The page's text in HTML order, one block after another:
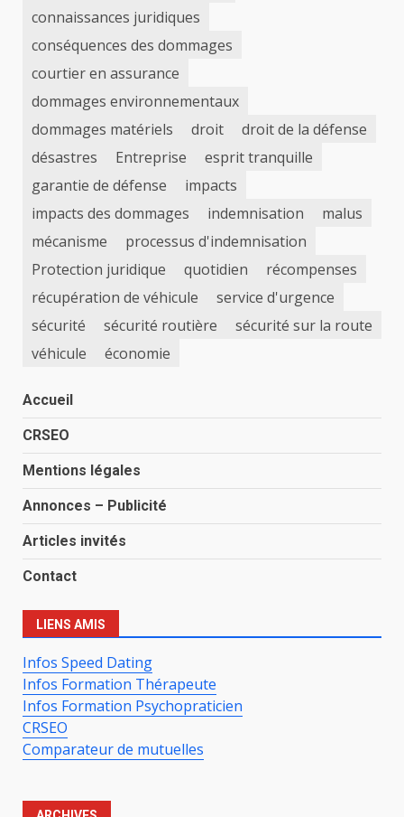
connaissances juridiques
conséquences des dommages
courtier en assurance
dommages environnementaux
dommages matériels
droit
droit de la défense
désastres
Entreprise
esprit tranquille
garantie de défense
impacts
impacts des dommages
indemnisation
malus
mécanisme
processus d'indemnisation
Protection juridique
quotidien
récompenses
récupération de véhicule
service d'urgence
sécurité
sécurité routière
sécurité sur la route
véhicule
économie
Accueil
CRSEO
Mentions légales
Annonces – Publicité
Articles invités
Contact
LIENS AMIS
Infos Speed Dating
Infos Formation Thérapeute
Infos Formation Psychopraticien
CRSEO
Comparateur de mutuelles